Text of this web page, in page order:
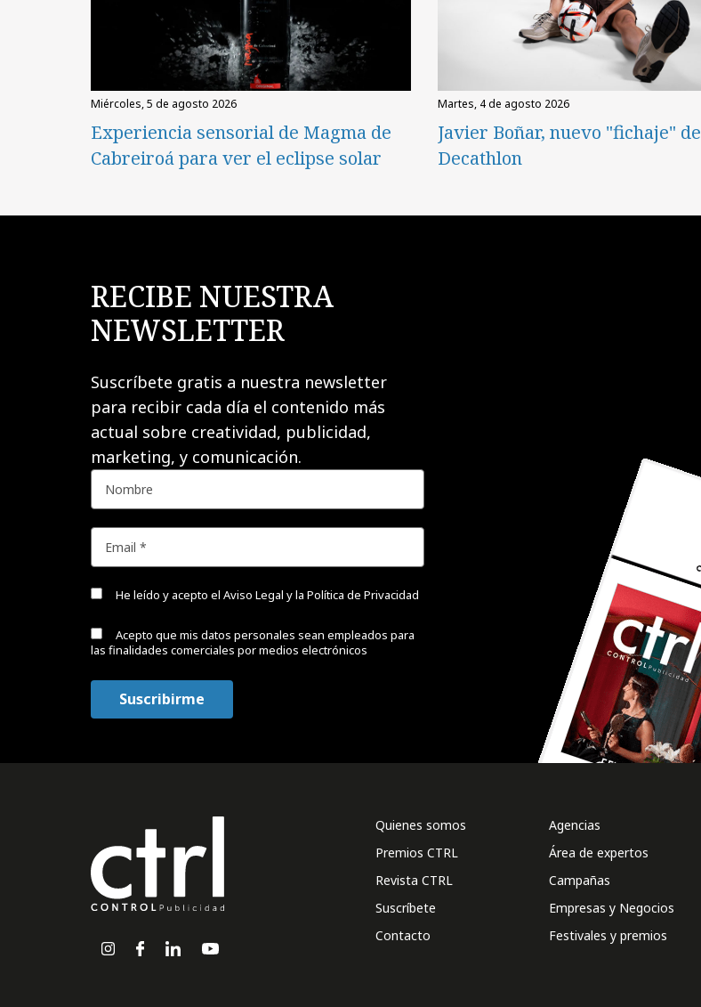
miércoles, 5 de agosto 2026
Experiencia sensorial de Magma de
Cabreiroá para ver el eclipse solar
martes, 4 de agosto 2026
Javier Boñar, nuevo "fichaje" de
Decathlon
RECIBE NUESTRA
NEWSLETTER
Suscríbete gratis a nuestra newsletter
para recibir cada día el contenido más
actual sobre creatividad, publicidad,
marketing, y comunicación.
He leído y acepto el Aviso Legal y la Política de Privacidad
Acepto que mis datos personales sean empleados para
las finalidades comerciales por medios electrónicos
Quienes somos
Premios CTRL
Revista CTRL
Suscríbete
Contacto
Agencias
Área de expertos
Campañas
Empresas y Negocios
Festivales y premios